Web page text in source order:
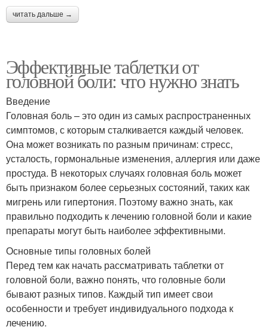
читать дальше →
Эффективные таблетки от
головной боли: что нужно знать
Введение
Головная боль – это один из самых распространенных
симптомов, с которым сталкивается каждый человек.
Она может возникать по разным причинам: стресс,
усталость, гормональные изменения, аллергия или даже
простуда. В некоторых случаях головная боль может
быть признаком более серьезных состояний, таких как
мигрень или гипертония. Поэтому важно знать, как
правильно подходить к лечению головной боли и какие
препараты могут быть наиболее эффективными.
Основные типы головных болей
Перед тем как начать рассматривать таблетки от
головной боли, важно понять, что головные боли
бывают разных типов. Каждый тип имеет свои
особенности и требует индивидуального подхода к
лечению.